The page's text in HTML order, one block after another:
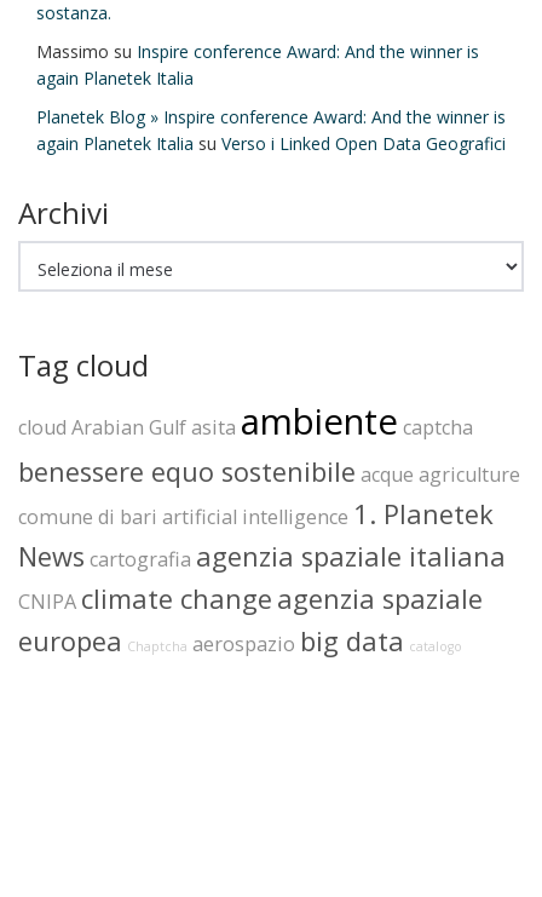
sostanza.
Massimo su Inspire conference Award: And the winner is
again Planetek Italia
Planetek Blog » Inspire conference Award: And the winner is
again Planetek Italia su Verso i Linked Open Data Geografici
Archivi
Tag cloud
cloud Arabian Gulfasita ambiente captcha
benessere equo sostenibile acque agriculture
comune di bari artificial intelligence 1. Planetek
News cartografia agenzia spaziale italiana
CNIPA climate change agenzia spaziale
europea Chaptcha aerospazio big data catalogo